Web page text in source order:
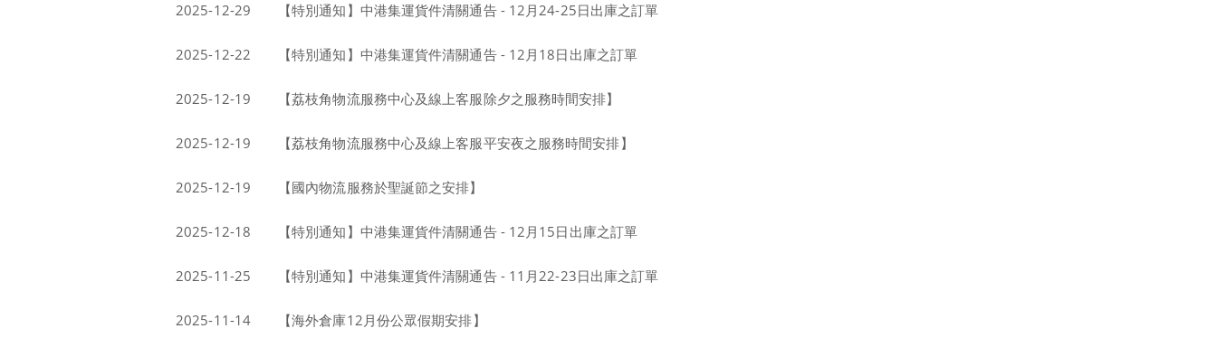
2025-12-29 【特別通知】中港集運貨件清關通告 - 12月24-25日出庫之訂單
2025-12-22 【特別通知】中港集運貨件清關通告 - 12月18日出庫之訂單
2025-12-19 【荔枝角物流服務中心及線上客服除夕之服務時間安排】
2025-12-19 【荔枝角物流服務中心及線上客服平安夜之服務時間安排】
2025-12-19 【國內物流服務於聖誕節之安排】
2025-12-18 【特別通知】中港集運貨件清關通告 - 12月15日出庫之訂單
2025-11-25 【特別通知】中港集運貨件清關通告 - 11月22-23日出庫之訂單
2025-11-14 【海外倉庫12月份公眾假期安排】